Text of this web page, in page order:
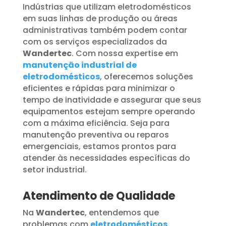
Indústrias que utilizam eletrodomésticos
em suas linhas de produção ou áreas
administrativas também podem contar
com os serviços especializados da
Wandertec. Com nossa expertise em
manutenção industrial de
eletrodomésticos, oferecemos soluções
eficientes e rápidas para minimizar o
tempo de inatividade e assegurar que seus
equipamentos estejam sempre operando
com a máxima eficiência. Seja para
manutenção preventiva ou reparos
emergenciais, estamos prontos para
atender às necessidades específicas do
setor industrial.
Atendimento de Qualidade
Na Wandertec, entendemos que